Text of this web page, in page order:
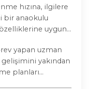
hızına, ilgilere
bir anaokulu
uygun
yapan uzman
yakından
planları